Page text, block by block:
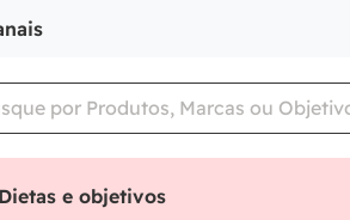
Dietas e objetivos